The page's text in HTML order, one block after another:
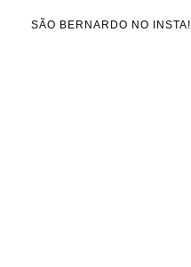
SÃO BERNARDO NO INSTA!